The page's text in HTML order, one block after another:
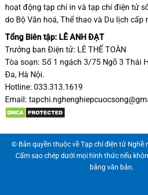
hoạt động tạp chí in và tạp chí điện tử
do Bộ Văn hoá, Thể thao và Du lịch
Tổng Biên tập: LÊ ANH ĐẠT
Trưởng ban Điện tử: LÊ THẾ TOÀN
Tòa soạn: Số 1 ngách 3/75 Ngõ 3 Thái
Đa, Hà Nội.
Hotline: 033.313.1619
Email:
© Bản quyền thuộc về Tạp chí điện tử Nghề
Cấm sao chép dưới mọi hình thức nếu
bằng văn bản.